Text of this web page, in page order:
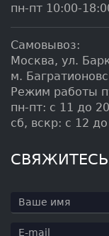
пн-пт 10:00-
Самовывоз:
Москва, ул.
м.
Режим работы
пн-пт: с 11 до
сб, вскр: с 12